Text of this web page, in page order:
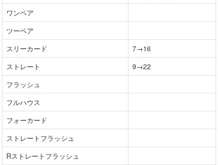
ワンペア
ツーペア
スリーカード
7→16
ストレート
9→22
フラッシュ
フルハウス
フォーカード
ストレートフラッシュ
Rストレートフラッシュ